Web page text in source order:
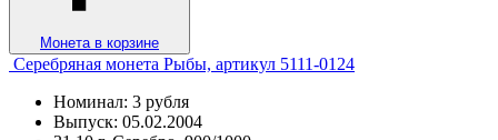
Монета в корзине
Серебряная монета Рыбы, артикул 5111-0124
Номинал: 3 рубля
Выпуск: 05.02.2004